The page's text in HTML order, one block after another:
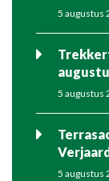
5 augustus
5 augustus
5 augustus